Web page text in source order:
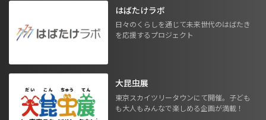
はばたけラボ
日々のくらしを通じて未来世代のはばたき
を応援するプロジェクト
大昆虫展
東京スカイツリータウンにて開催。子ども
も大人もみんなで楽しめる企画が満載！